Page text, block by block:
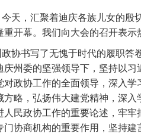
国节·端午 迪庆政法队伍教育整
生物多样性图片展示 创建生态
决胜脱贫攻坚每日一播报 众志成
神 “不忘初心 牢记使命”主题教育
展扫黑除恶 建设善美云南 追梦
天，汇聚着迪庆各族儿女的殷
开幕。我们向大会的召开表示
协书写了无愧于时代的履职答
州委的坚强领导下，坚持以
政协工作的全面领导，深入
略，弘扬伟大建党精神，深入
民政协工作的重要论述，牢
协商机构的重要作用，坚持